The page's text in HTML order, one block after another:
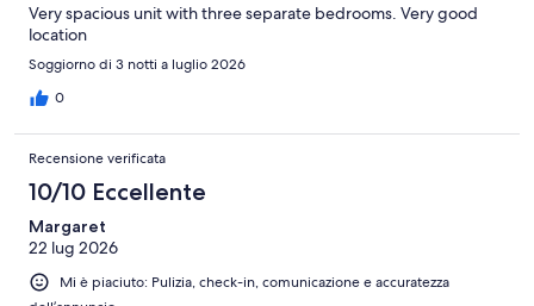
Very spacious unit with three separate bedrooms. Very good
location
Soggiorno di 3 notti a luglio 2026
0
Recensione verificata
10/10 Eccellente
Margaret
22 lug 2026
Mi è piaciuto: Pulizia, check-in, comunicazione e accuratezza